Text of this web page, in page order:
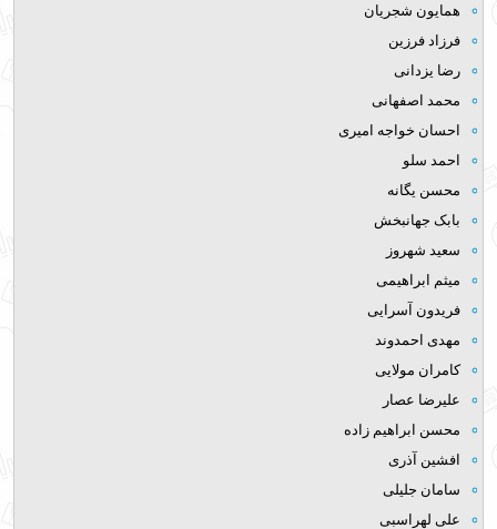
همایون شجریان
فرزاد فرزین
رضا یزدانی
محمد اصفهانی
احسان خواجه امیری
احمد سلو
محسن یگانه
بابک جهانبخش
سعید شهروز
میثم ابراهیمی
فریدون آسرایی
مهدی احمدوند
کامران مولایی
علیرضا عصار
محسن ابراهیم زاده
افشین آذری
سامان جلیلی
علی لهراسبی